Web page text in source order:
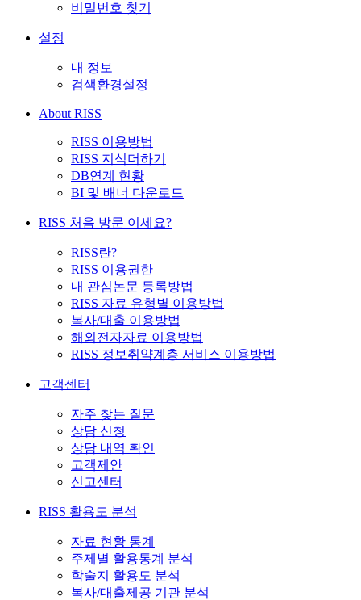
비밀번호 찾기
설정
내 정보
검색환경설정
About RISS
RISS 이용방법
RISS 지식더하기
DB연계 현황
BI 및 배너 다운로드
RISS 처음 방문 이세요?
RISS란?
RISS 이용권한
내 관심논문 등록방법
RISS 자료 유형별 이용방법
복사/대출 이용방법
해외전자자료 이용방법
RISS 정보취약계층 서비스 이용방법
고객센터
자주 찾는 질문
상담 신청
상담 내역 확인
고객제안
신고센터
RISS 활용도 분석
자료 현황 통계
주제별 활용통계 분석
학술지 활용도 분석
복사/대출제공 기관 분석